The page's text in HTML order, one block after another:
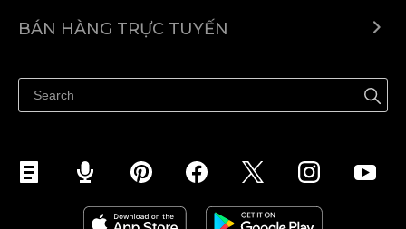
Trung tâm trợ giúp
BÁN HÀNG TRỰC TUYẾN
Quảng bá ở bất cứ đâu
Kiểm soát mọi thứ